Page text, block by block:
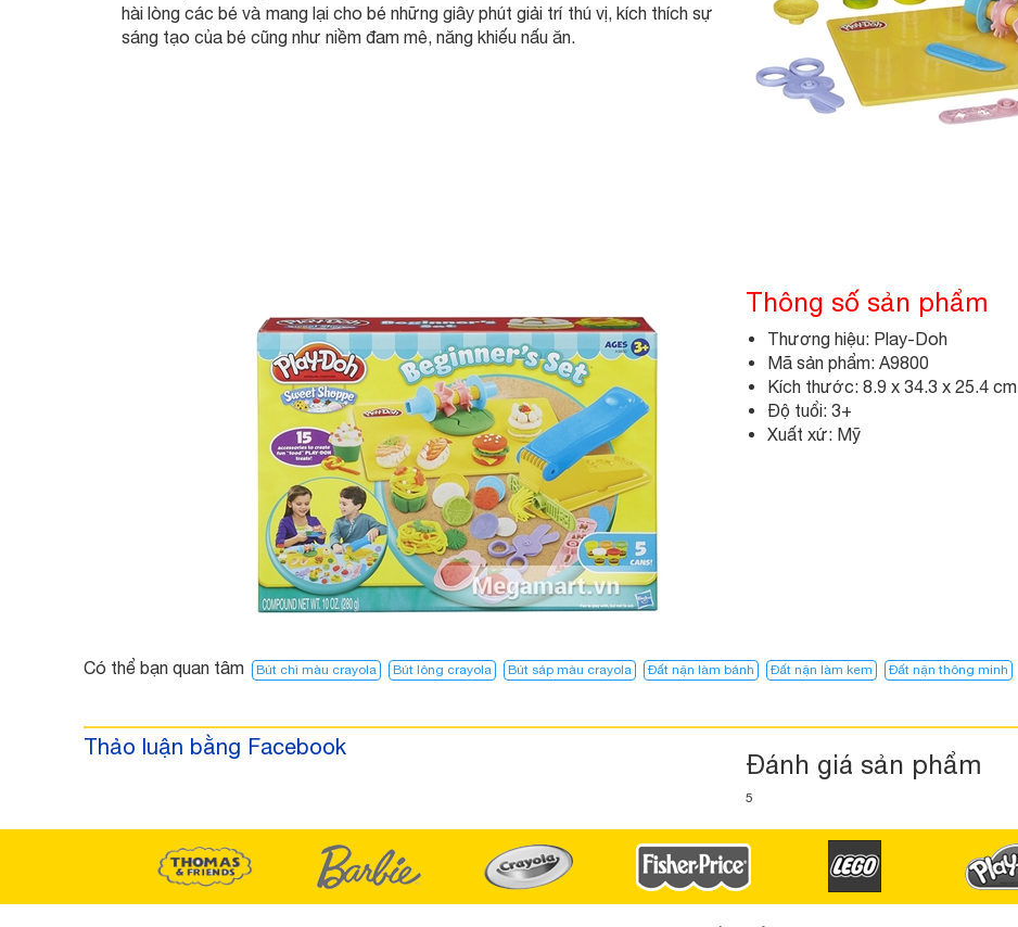
hài lòng các bé và mang lại cho bé những giây phút giải trí thú vị, kích thích sự
sáng tạo của bé cũng như niềm đam mê, năng khiếu nấu ăn.
Thông số sản phẩm
Thương hiệu: Play-Doh
Mã sản phẩm: A9800
Kích thước: 8.9 x 34.3 x 25.4 cm
Độ tuổi: 3+
Xuất xứ: Mỹ
Có thể bạn quan tâm Bút chì màu crayola Bút lông crayola Bút sáp màu crayola Đất nặn làm bánh Đất nặn làm kem Đất nặn thông minh
Thảo luận bằng Facebook
Đánh giá sản phẩm
5